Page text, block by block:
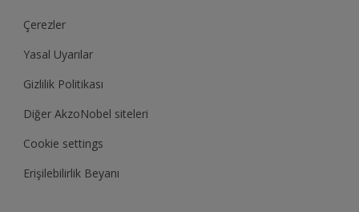
Çerezler
Yasal Uyarılar
Gizlilik Politikası
Diğer AkzoNobel siteleri
Cookie settings
Erişilebilirlik Beyanı